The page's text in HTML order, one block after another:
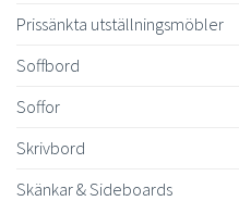
Prissänkta utställningsmöbler
Soffbord
Soffor
Skrivbord
Skänkar & Sideboards